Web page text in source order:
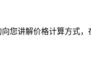
您讲解价格计算方式